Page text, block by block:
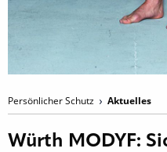
Persönlicher Schutz Aktuelles
Würth MODYF: